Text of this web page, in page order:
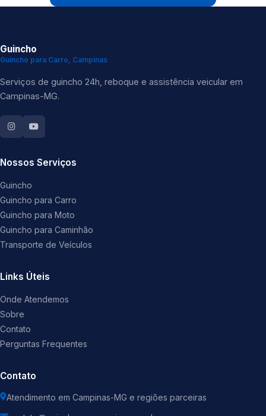
Guincho
Guincho para Carro, Campinas
Serviços de guincho 24h, reboque e assistência veicular em
Campinas-MG.
Nossos Serviços
Guincho
Guincho para Carro
Guincho para Moto
Guincho para Caminhão
Transporte de Veículos
Links Úteis
Onde Atendemos
Sobre
Contato
Perguntas Frequentes
Contato
Atendimento em Campinas-MG e regiões parceiras